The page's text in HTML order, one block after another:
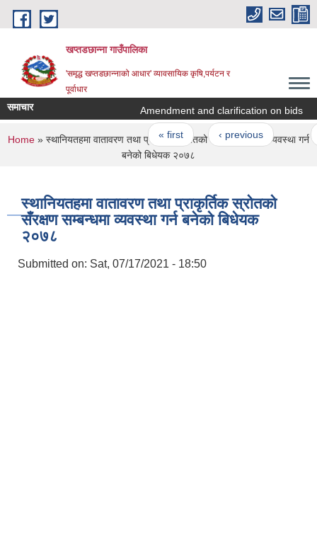
Skip to main content
खप्तडछान्ना गाउँपालिका
'समृद्ध खप्तडछान्नाको आधार' व्यावसायिक कृषि,पर्यटन र
पूर्वाधार
समाचार Amendment and clarification on bids
Pages
« first ‹ previous …
You are here
Home » स्थानियतहमा वातावरण तथा प्राकृर्तिक स्रोतको सँरक्षण सम्बन्धमा व्यवस्था गर्न
बनेको बिधेयक २०७८
स्थानियतहमा वातावरण तथा प्राकृर्तिक स्रोतको
सँरक्षण सम्बन्धमा व्यवस्था गर्न बनेको बिधेयक
२०७८
Submitted on: Sat, 07/17/2021 - 18:50